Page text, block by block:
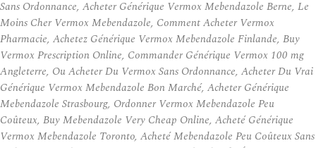
Sans Ordonnance, Acheter Générique Vermox Mebendazole Berne, Le
Moins Cher Vermox Mebendazole, Comment Acheter Vermox
Pharmacie, Achetez Générique Vermox Mebendazole Finlande, Buy
Vermox Prescription Online, Commander Générique Vermox 100 mg
Angleterre, Ou Acheter Du Vermox Sans Ordonnance, Acheter Du Vrai
Générique Vermox Mebendazole Bon Marché, Acheter Générique
Mebendazole Strasbourg, Ordonner Vermox Mebendazole Peu
Coûteux, Buy Mebendazole Very Cheap Online, Acheté Générique
Vermox Mebendazole Toronto, Acheté Mebendazole Peu Coûteux Sans